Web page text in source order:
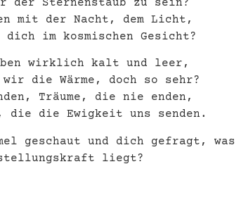
Sternenstaub zu sein?
mit der Nacht, dem Licht,
dich im kosmischen Gesicht?
wirklich kalt und leer,
die Wärme, doch so sehr?
Träume, die nie enden,
die die Ewigkeit uns senden.
geschaut und dich gefragt,
liegt?